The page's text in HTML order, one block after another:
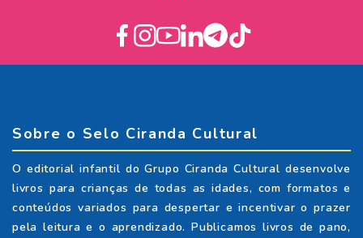
Sobre o Selo Ciranda Cultural
O editorial infantil do Grupo Ciranda Cultural desenvolve
livros para crianças de todas as idades, com formatos e
conteúdos variados para despertar e incentivar o prazer
pela leitura e o aprendizado. Publicamos livros de pano,